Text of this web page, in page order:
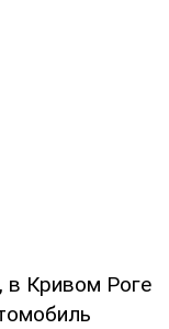
в Кривом Роге